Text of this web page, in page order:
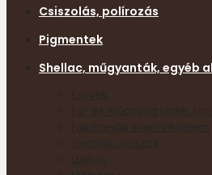
Csiszolás, polírozás
Pigmentek
Shellac, műgyanták, egyéb
Enyvek
Fa- és műanyag kittek,
Fakártevők elleni védelem
Gyanták, viaszok
Lakkok